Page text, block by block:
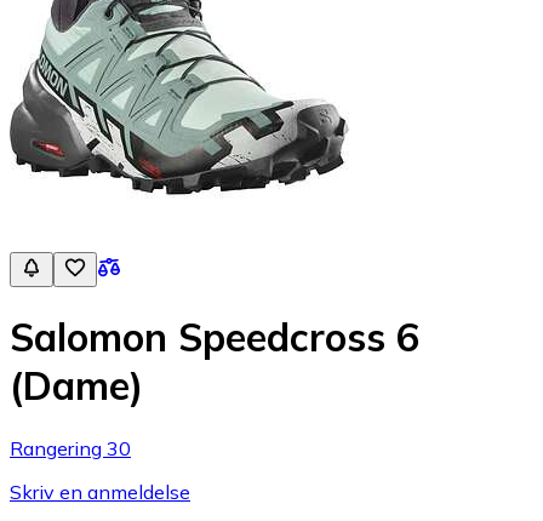
Salomon Speedcross 6
(Dame)
Rangering 30
Skriv en anmeldelse